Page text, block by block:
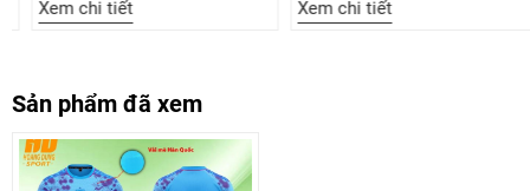
Xem chi tiết Xem chi tiết
Sản phẩm đã xem